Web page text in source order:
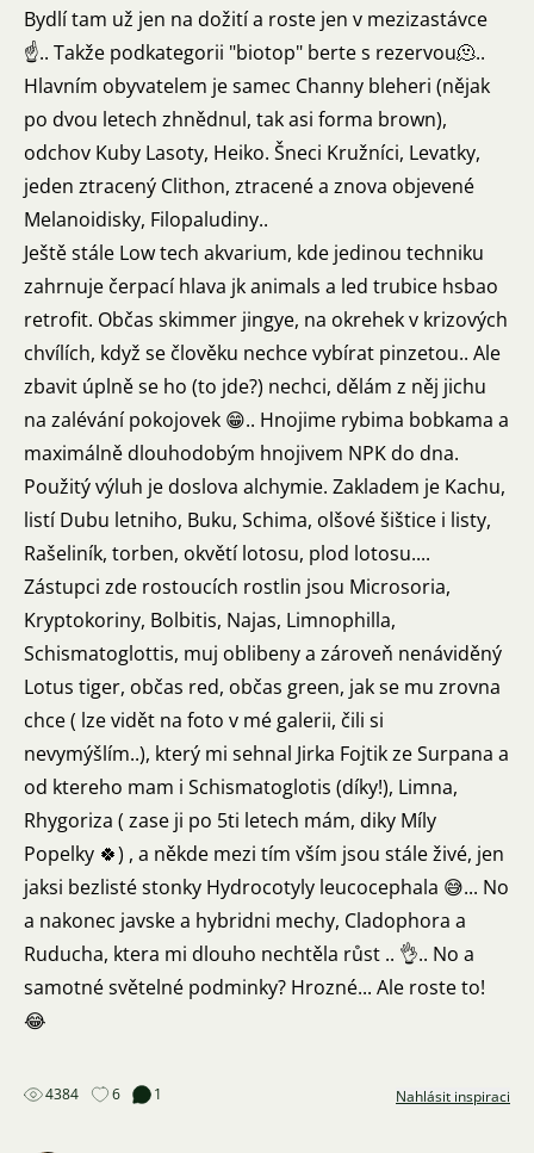
Bydlí tam už jen na dožití a roste jen v mezizastávce
☝️.. Takže podkategorii "biotop" berte s rezervou🫠..
Hlavním obyvatelem je samec Channy bleheri (nějak
po dvou letech zhnědnul, tak asi forma brown),
odchov Kuby Lasoty, Heiko. Šneci Kružníci, Levatky,
jeden ztracený Clithon, ztracené a znova objevené
Melanoidisky, Filopaludiny..
Ještě stále Low tech akvarium, kde jedinou techniku
zahrnuje čerpací hlava jk animals a led trubice hsbao
retrofit. Občas skimmer jingye, na okrehek v krizových
chvílích, když se člověku nechce vybírat pinzetou.. Ale
zbavit úplně se ho (to jde?) nechci, dělám z něj jichu
na zalévání pokojovek 😁.. Hnojime rybima bobkama a
maximálně dlouhodobým hnojivem NPK do dna.
Použitý výluh je doslova alchymie. Zakladem je Kachu,
listí Dubu letniho, Buku, Schima, olšové šištice i listy,
Rašeliník, torben, okvětí lotosu, plod lotosu....
Zástupci zde rostoucích rostlin jsou Microsoria,
Kryptokoriny, Bolbitis, Najas, Limnophilla,
Schismatoglottis, muj oblibeny a zároveň nenáviděný
Lotus tiger, občas red, občas green, jak se mu zrovna
chce ( lze vidět na foto v mé galerii, čili si
nevymýšlím..), který mi sehnal Jirka Fojtik ze Surpana a
od ktereho mam i Schismatoglotis (díky!), Limna,
Rhygoriza ( zase ji po 5ti letech mám, diky Míly
Popelky 🍀) , a někde mezi tím vším jsou stále živé, jen
jaksi bezlisté stonky Hydrocotyly leucocephala 😅... No
a nakonec javske a hybridni mechy, Cladophora a
Ruducha, ktera mi dlouho nechtěla růst .. 👌.. No a
samotné světelné podminky? Hrozné... Ale roste to!
😂
4384 6 1 Nahlásit inspiraci